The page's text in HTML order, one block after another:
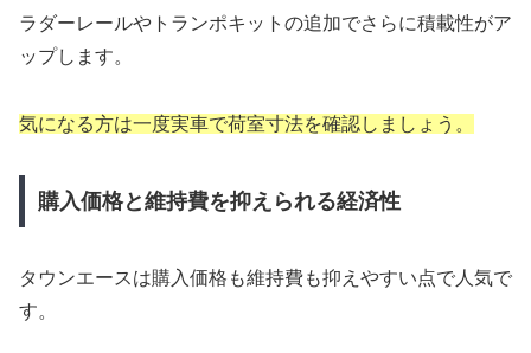
ラダーレールやトランポキットの追加でさらに積載性がア
ップします。
気になる方は一度実車で荷室寸法を確認しましょう。
購入価格と維持費を抑えられる経済性
タウンエースは購入価格も維持費も抑えやすい点で人気で
す。